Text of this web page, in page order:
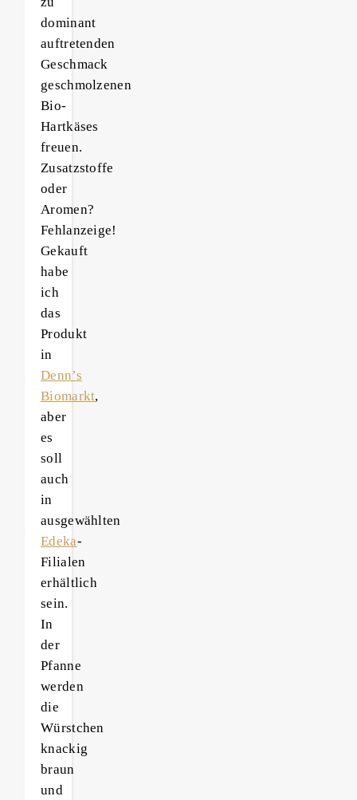
dominant
auftretenden
Geschmack
geschmolzenen
Bio-
Hartkäses
freuen.
Zusatzstoffe
oder
Aromen?
Fehlanzeige!
Gekauft
habe
ich
das
Produkt
in
Denn’s
Biomarkt,
aber
es
soll
auch
in
ausgewählten
Edeka-
Filialen
erhältlich
sein.
In
der
Pfanne
werden
die
Würstchen
knackig
braun
und